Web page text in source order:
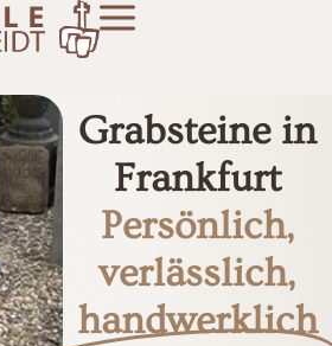
Grabsteine in
Frankfurt
Persönlich,
verlässlich,
handwerklich